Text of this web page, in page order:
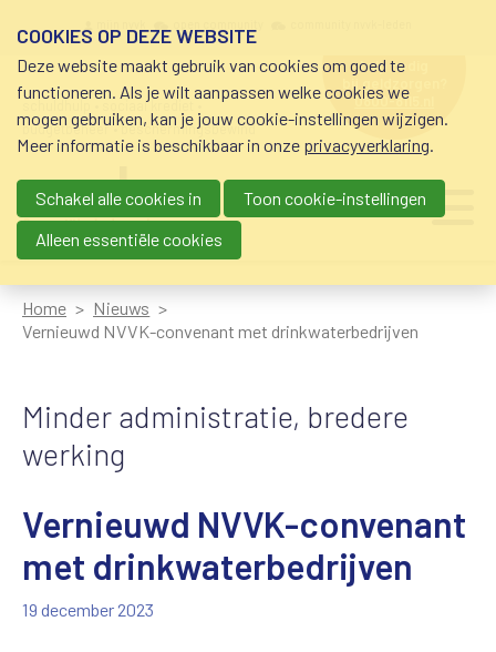
schuldhulp • sociaal krediet •
budgetbeheer • beschermingsbewind
hulp nodig
bij geldzorgen?
0800-8115.nl
Main navigation
Home
Nieuws
Vernieuwd NVVK-convenant met drinkwaterbedrijven
Minder administratie, bredere
werking
Vernieuwd NVVK-convenant
met drinkwaterbedrijven
19 december 2023
COOKIES OP DEZE WEBSITE
Deze website maakt gebruik van cookies om goed te
functioneren. Als je wilt aanpassen welke cookies we
mogen gebruiken, kan je jouw cookie-instellingen wijzigen.
Meer informatie is beschikbaar in onze privacyverklaring.
Schakel alle cookies in
Toon cookie-instellingen
Alleen essentiële cookies